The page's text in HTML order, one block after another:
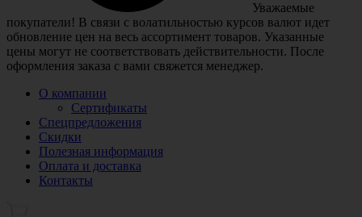
Уважаемые
покупатели! В связи с волатильностью курсов валют идет
обновление цен на весь ассортимент товаров. Указанные
цены могут не соответствовать действительности. После
оформления заказа с вами свяжется менеджер.
О компании
Сертификаты
Спецпредложения
Скидки
Полезная информация
Оплата и доставка
Контакты